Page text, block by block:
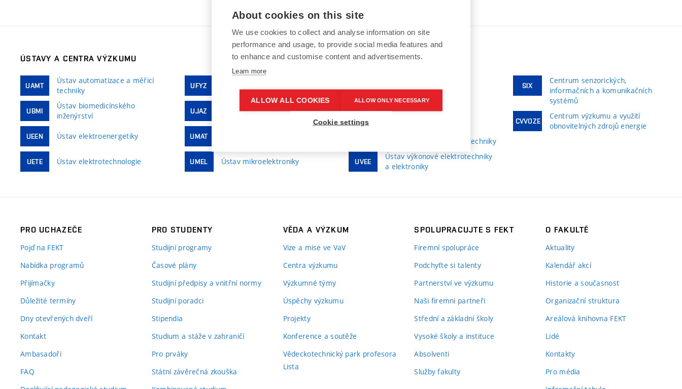
ÚSTAVY A CENTRA VÝZKUMU
UAMT
Ústav automatizace a měřicí
techniky
UBMI
Ústav biomedicínského
inženýrství
UEEN Ústav elektroenergetiky
UETE Ústav elektrotechnologie
UFYZ
UJAZ Ústav jazyků
UMAT
UMEL Ústav mikroelektroniky
UTKO Ústav telekomunikací
a experimentální elektrotechniky
UVEE
Ústav výkonové elektrotechniky
a elektroniky
SIX
Centrum senzorických,
informačních a komunikačních
systémů
CVVOZE
Centrum výzkumu a využití
obnovitelných zdrojů energie
PRO UCHAZEČE
Pojď na FEKT
Nabídka programů
Přijímačky
Důležité termíny
Dny otevřených dveří
Kontakt
Ambasadoři
FAQ
PRO STUDENTY
Studijní programy
Časové plány
Studijní předpisy a vnitřní normy
Studijní poradci
Stipendia
Studium a stáže v zahraničí
Pro prváky
Státní závěrečná zkouška
VĚDA A VÝZKUM
Vize a mise ve VaV
Centra výzkumu
Výzkumné týmy
Úspěchy výzkumu
Projekty
Konference a soutěže
Vědeckotechnický park profesora
Lista
SPOLUPRACUJTE S FEKT
Firemní spolupráce
Podchyťte si talenty
Partnerství ve výzkumu
Naši firemni partneři
Střední a základní školy
Vysoké školy a instituce
Absolventi
Služby fakulty
O FAKULTĚ
Aktuality
Kalendář akcí
Historie a současnost
Organizační struktura
Areálová knihovna FEKT
Lidé
Kontakty
Pro média
About cookies on this site
We use cookies to collect and analyse information on site
performance and usage, to provide social media features and
to enhance and customise content and advertisements.
Learn more
ALLOW ALL COOKIES ALLOW ONLY NECESSARY
Cookie settings